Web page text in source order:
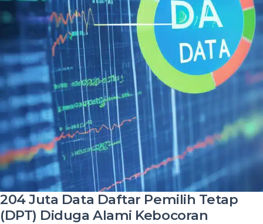
204 Juta Data Daftar Pemilih Tetap
(DPT) Diduga Alami Kebocoran